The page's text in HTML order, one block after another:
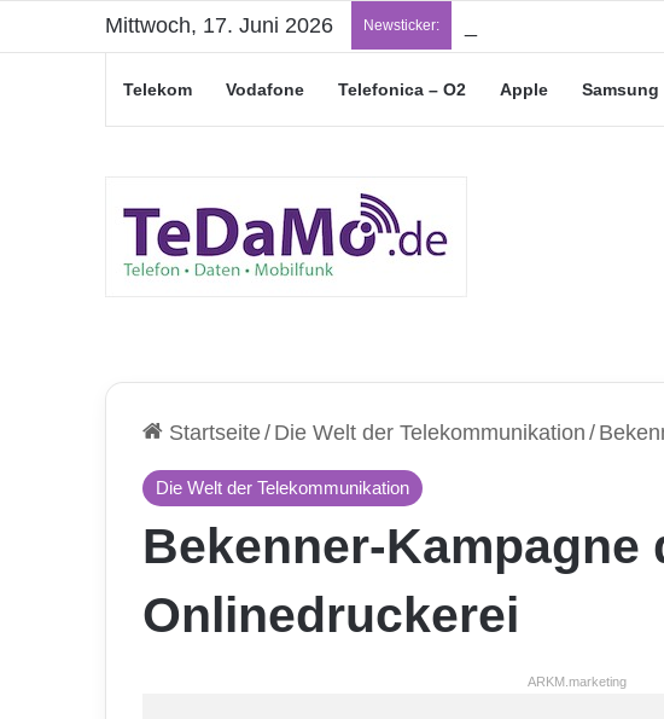
Mittwoch, 17. Juni 2026 Newsticker:
Telekom Vodafone Telefonica – O2 Apple Samsung
Startseite/ Die Welt der Telekommunikation /
Die Welt der Telekommunikation
Bekenner-Kampagne
Onlinedruckerei
ARKM.marketing